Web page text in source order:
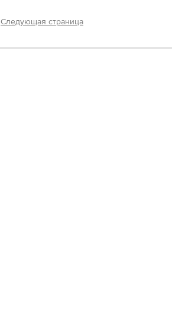
Следующая страница